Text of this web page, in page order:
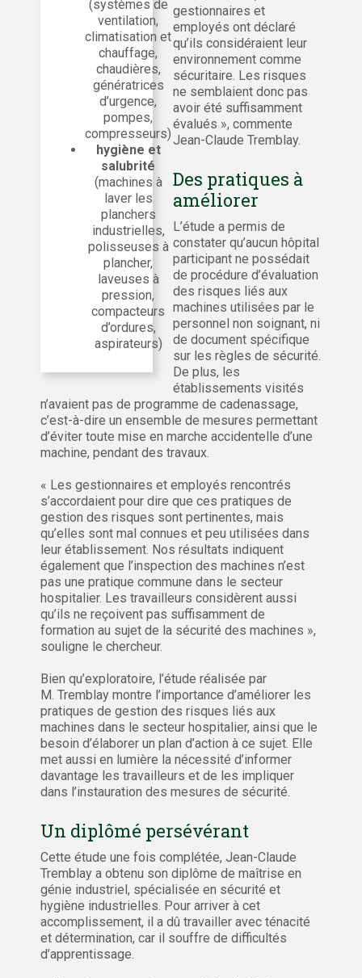
(systèmes de
ventilation,
climatisation et
chauffage,
chaudières,
génératrices
d’urgence,
pompes,
compresseurs)
hygiène et
salubrité
(machines à
laver les
planchers
industrielles,
polisseuses à
plancher,
laveuses à
pression,
compacteurs
d’ordures,
aspirateurs)
gestionnaires et
employés ont déclaré
qu’ils considéraient leur
environnement comme
sécuritaire. Les risques
ne semblaient donc pas
avoir été suffisamment
évalués », commente
Jean-Claude Tremblay.
Des pratiques à
améliorer
L’étude a permis de
constater qu’aucun hôpital
participant ne possédait
de procédure d’évaluation
des risques liés aux
machines utilisées par le
personnel non soignant, ni
de document spécifique
sur les règles de sécurité.
De plus, les
établissements visités
n’avaient pas de programme de cadenassage,
c’est-à-dire un ensemble de mesures permettant
d’éviter toute mise en marche accidentelle d’une
machine, pendant des travaux.
« Les gestionnaires et employés rencontrés
s’accordaient pour dire que ces pratiques de
gestion des risques sont pertinentes, mais
qu’elles sont mal connues et peu utilisées dans
leur établissement. Nos résultats indiquent
également que l’inspection des machines n’est
pas une pratique commune dans le secteur
hospitalier. Les travailleurs considèrent aussi
qu’ils ne reçoivent pas suffisamment de
formation au sujet de la sécurité des machines »,
souligne le chercheur.
Bien qu’exploratoire, l’étude réalisée par
M. Tremblay montre l’importance d’améliorer les
pratiques de gestion des risques liés aux
machines dans le secteur hospitalier, ainsi que le
besoin d’élaborer un plan d’action à ce sujet. Elle
met aussi en lumière la nécessité d’informer
davantage les travailleurs et de les impliquer
dans l’instauration des mesures de sécurité.
Un diplômé persévérant
Cette étude une fois complétée, Jean-Claude
Tremblay a obtenu son diplôme de maîtrise en
génie industriel, spécialisée en sécurité et
hygiène industrielles. Pour arriver à cet
accomplissement, il a dû travailler avec ténacité
et détermination, car il souffre de difficultés
d’apprentissage.